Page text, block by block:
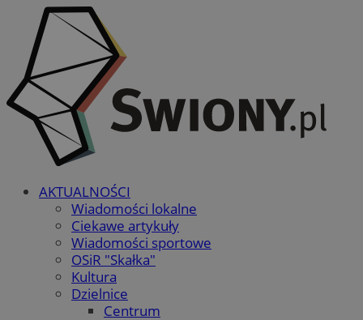
AKTUALNOŚCI
Wiadomości lokalne
Ciekawe artykuły
Wiadomości sportowe
OSiR "Skałka"
Kultura
Dzielnice
Centrum